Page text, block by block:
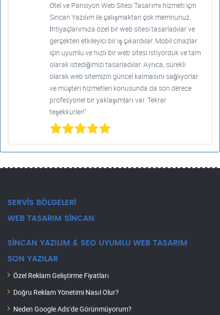
Otel ve Pansiyon Web Sitesi Tasarımı hizmeti için
Sincan Yazılım ile çalışmaktan çok memnunuz.
İhtiyaçlarımıza özel bir web sitesi tasarladılar ve
gerçekten etkileyici bir iş çıkardılar. Mobil cihazlar
için uyumlu ve hızlı bir web sitesi istiyorduk ve tam
olarak istediğimizi tasarladılar. Ayrıca, sürekli
olarak web sitemizin güncel kalmasını sağlıyorlar
ve müşteri hizmetleri konusunda da son derece
profesyonel bir yaklaşımları var. Tekrar
teşekkürler!"
SERVİS BÖLGELERİ
WEB TASARIM SİNCAN
SİNCAN YAZILIM & SEO UYUMLU WEB TASARIM
SON YAZILAR
Özel Reklam Geliştirme Fiyatları
Doğru Reklam Yönetimi Nasıl Olur?
Neden Google Ads’de Görünmüyorum?